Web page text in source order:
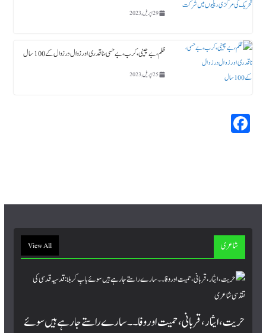
29 اپریل, 2023
ظلم،بے چینی،کرب، بے حسی، ناقدری اور زوال در زوال کے 100سال
25 اپریل, 2023
Fa
شاعری View All
حریت، ایثار، قربانی، حمیت اور وفا۔۔ سارے راستے جا رہے ہیں سوئے